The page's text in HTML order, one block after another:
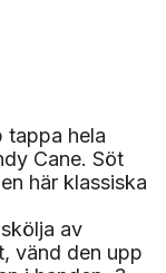
tappa hela
Cane. Söt
här klassiska
av
vänd den upp